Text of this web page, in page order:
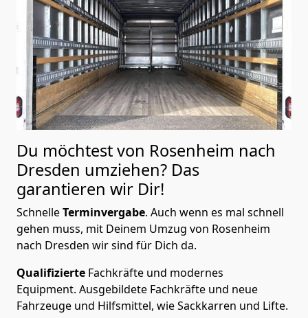
Du möchtest von Rosenheim nach
Dresden umziehen? Das
garantieren wir Dir!
SchnelleTerminvergabe. Auch wenn es mal schnell
gehen muss, mit Deinem Umzug von Rosenheim
nach Dresden wir sind für Dich da.
Qualifizierte Fachkräfte und modernes
Equipment. Ausgebildete Fachkräfte und neue
Fahrzeuge und Hilfsmittel, wie Sackkarren und Lifte.